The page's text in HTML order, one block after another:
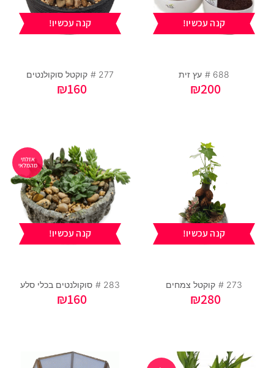
688 # עץ זית
₪200
קנה עכשיו!
277 # קוקטל סוקולנטים
₪160
קנה עכשיו!
273 # קוקטל צמחים
₪280
קנה עכשיו!
אזלתי
מהמלאי
283 # סוקולנטים בכלי סלע
₪160
קנה עכשיו!